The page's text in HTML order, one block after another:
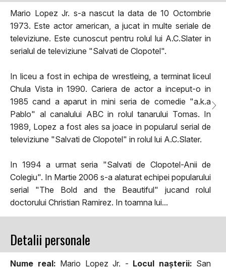
Mario Lopez Jr. s-a nascut la data de 10 Octombrie
1973. Este actor american, a jucat in multe seriale de
televiziune. Este cunoscut pentru rolul lui A.C.Slater in
serialul de televiziune "Salvati de Clopotel".
In liceu a fost in echipa de wrestleing, a terminat liceul
Chula Vista in 1990. Cariera de actor a inceput-o in
1985 cand a aparut in mini seria de comedie "a.k.a
Pablo" al canalului ABC in rolul tanarului Tomas. In
1989, Lopez a fost ales sa joace in popularul serial de
televiziune "Salvati de Clopotel" in rolul lui A.C.Slater.
In 1994 a urmat seria "Salvati de Clopotel-Anii de
Colegiu". In Martie 2006 s-a alaturat echipei popularului
serial "The Bold and the Beautiful" jucand rolul
doctorului Christian Ramirez. In toamna lui...
Detalii personale
Nume real: Mario Lopez Jr. - Locul naşterii: San